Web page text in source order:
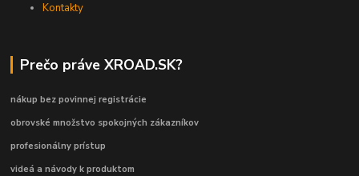
Kontakty
Prečo práve XROAD.SK?
nákup bez povinnej registrácie
obrovské množstvo spokojných zákazníkov
profesionálny prístup
videá a návody k produktom